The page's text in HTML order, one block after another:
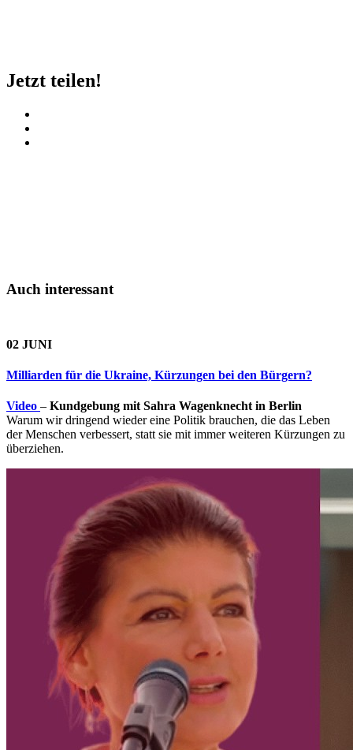
Jetzt teilen!
Auch interessant
02 JUNI
Milliarden für die Ukraine, Kürzungen bei den Bürgern?
Video – Kundgebung mit Sahra Wagenknecht in Berlin
Warum wir dringend wieder eine Politik brauchen, die das Leben
der Menschen verbessert, statt sie mit immer weiteren Kürzungen zu
überziehen.